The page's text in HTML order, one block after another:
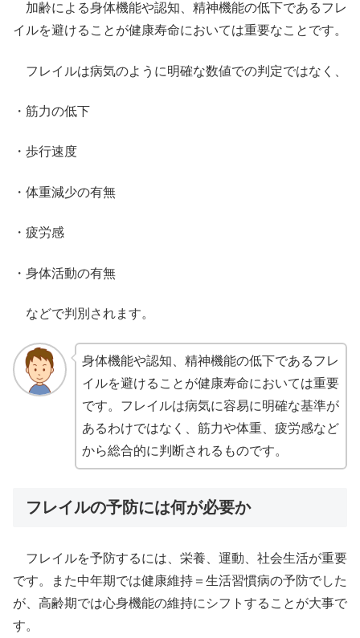
加齢による身体機能や認知、精神機能の低下であるフレ
イルを避けることが健康寿命においては重要なことです。
フレイルは病気のように明確な数値での判定ではなく、
・筋力の低下
・歩行速度
・体重減少の有無
・疲労感
・身体活動の有無
などで判別されます。
身体機能や認知、精神機能の低下であるフレ
イルを避けることが健康寿命においては重要
です。フレイルは病気に容易に明確な基準が
あるわけではなく、筋力や体重、疲労感など
から総合的に判断されるものです。
フレイルの予防には何が必要か
フレイルを予防するには、栄養、運動、社会生活が重要
です。また中年期では健康維持＝生活習慣病の予防でした
が、高齢期では心身機能の維持にシフトすることが大事で
す。